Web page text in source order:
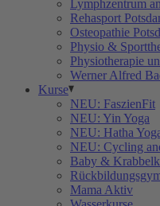
Lymphzentrum
Rehasport
Osteopathie
Physio &
Physiotherapie
Werner Alfred
Kurse
NEU: FaszienFit
NEU: Yin Yoga
NEU: Hatha
NEU: Cycling
Baby &
Mama Aktiv